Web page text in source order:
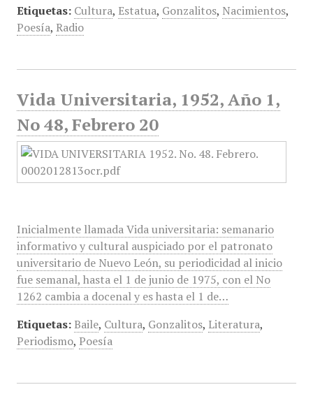
Etiquetas: Cultura, Estatua, Gonzalitos, Nacimientos,
Poesía, Radio
Vida Universitaria, 1952, Año 1,
No 48, Febrero 20
Inicialmente llamada Vida universitaria: semanario
informativo y cultural auspiciado por el patronato
universitario de Nuevo León, su periodicidad al inicio
fue semanal, hasta el 1 de junio de 1975, con el No
1262 cambia a docenal y es hasta el 1 de…
Etiquetas: Baile, Cultura, Gonzalitos, Literatura,
Periodismo, Poesía